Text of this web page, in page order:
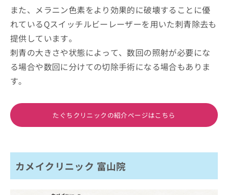
また、メラニン色素をより効果的に破壊することに優
れているQスイッチルビーレーザーを用いた刺青除去も
提供しています。
刺青の大きさや状態によって、数回の照射が必要にな
る場合や数回に分けての切除手術になる場合もありま
す。
たぐちクリニックの紹介ページはこちら
カメイクリニック 富山院